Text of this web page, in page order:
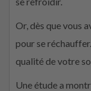
Or, dès que vous
pour se
qualité de votre
Une étude a